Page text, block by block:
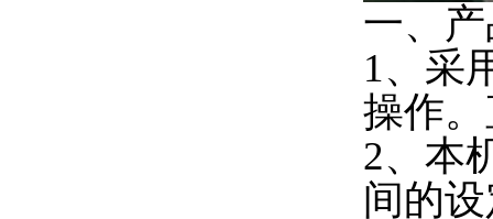
一、
1、采
操作
2、本
间的